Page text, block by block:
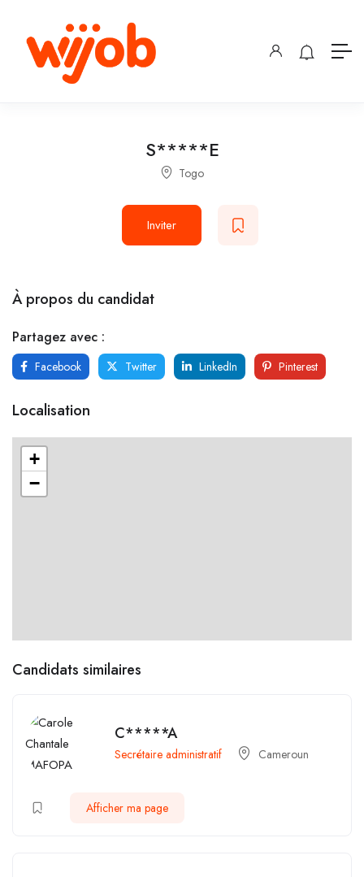
S*****E
Togo
Inviter
À propos du candidat
Partagez avec :
Facebook Twitter LinkedIn Pinterest
Localisation
+
−
Candidats similaires
C*****A
Secrétaire administratif Cameroun
Afficher ma page